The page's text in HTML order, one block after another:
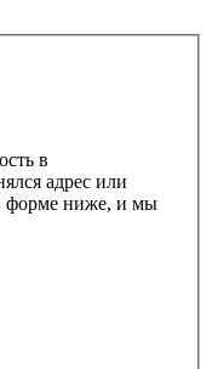
в
адрес или
форме ниже, и мы